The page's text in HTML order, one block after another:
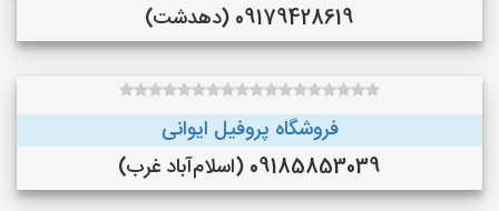
09179428619 (دهدشت)
فروشگاه پروفیل ایوانی
09185853039 (اسلام‌آباد غرب)